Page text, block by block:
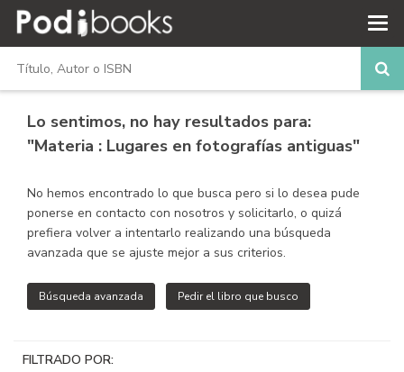
Lo sentimos, no hay resultados para:
"Materia : Lugares en fotografías antiguas"
No hemos encontrado lo que busca pero si lo desea pude
ponerse en contacto con nosotros y solicitarlo, o quizá
prefiera volver a intentarlo realizando una búsqueda
avanzada que se ajuste mejor a sus criterios.
Búsqueda avanzada Pedir el libro que busco
FILTRADO POR: